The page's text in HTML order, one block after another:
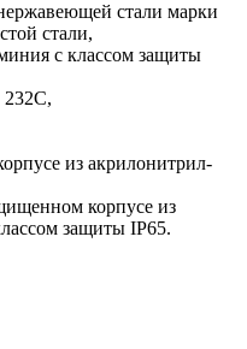
стали марки
стали,
с классом защиты
232C,
из акрилонитрил-
корпусе из
защиты IP65.